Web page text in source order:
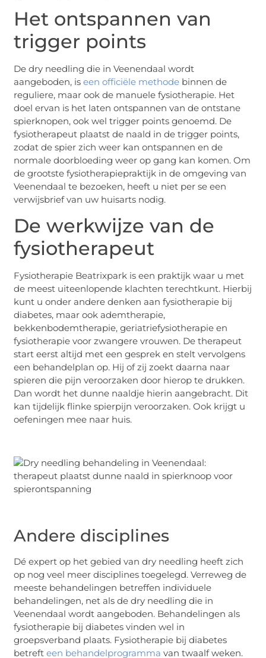
Het ontspannen van
trigger points
De dry needling die in Veenendaal wordt
aangeboden, iseen officiële methode binnen de
reguliere, maar ook de manuele fysiotherapie. Het
doel ervan is het laten ontspannen van de ontstane
spierknopen, ook wel trigger points genoemd. De
fysiotherapeut plaatst de naald in de trigger points,
zodat de spier zich weer kan ontspannen en de
normale doorbloeding weer op gang kan komen. Om
de grootste fysiotherapiepraktijk in de omgeving van
Veenendaal te bezoeken, heeft u niet per se een
verwijsbrief van uw huisarts nodig.
De werkwijze van de
fysiotherapeut
Fysiotherapie Beatrixpark is een praktijk waar u met
de meest uiteenlopende klachten terechtkunt. Hierbij
kunt u onder andere denken aan fysiotherapie bij
diabetes, maar ook ademtherapie,
bekkenbodemtherapie, geriatriefysiotherapie en
fysiotherapie voor zwangere vrouwen. De therapeut
start eerst altijd met een gesprek en stelt vervolgens
een behandelplan op. Hij of zij zoekt daarna naar
spieren die pijn veroorzaken door hierop te drukken.
Dan wordt het dunne naaldje hierin aangebracht. Dit
kan tijdelijk flinke spierpijn veroorzaken. Ook krijgt u
oefeningen mee naar huis.
Andere disciplines
Dé expert op het gebied van dry needling heeft zich
op nog veel meer disciplines toegelegd. Verreweg de
meeste behandelingen betreffen individuele
behandelingen, net als de dry needling die in
Veenendaal wordt aangeboden. Behandelingen als
fysiotherapie bij diabetes vinden wel in
groepsverband plaats. Fysiotherapie bij diabetes
betrefteen behandelprogramma van twaalf weken.